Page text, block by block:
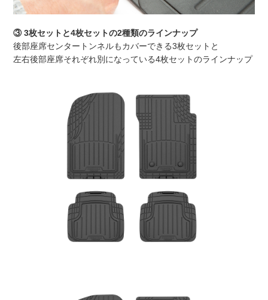
③ 3枚セットと4枚セットの2種類のラインナップ
後部座席センタートンネルもカバーできる3枚セットと
左右後部座席それぞれ別になっている4枚セットのラインナップ